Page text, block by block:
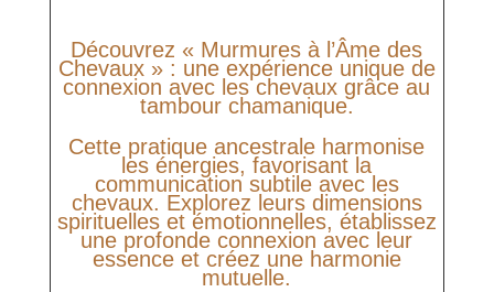
Découvrez « Murmures à l’Âme des
Chevaux » : une expérience unique de
connexion avec les chevaux grâce au
tambour chamanique.
Cette pratique ancestrale harmonise
les énergies, favorisant la
communication subtile avec les
chevaux. Explorez leurs dimensions
spirituelles et émotionnelles, établissez
une profonde connexion avec leur
essence et créez une harmonie
mutuelle.